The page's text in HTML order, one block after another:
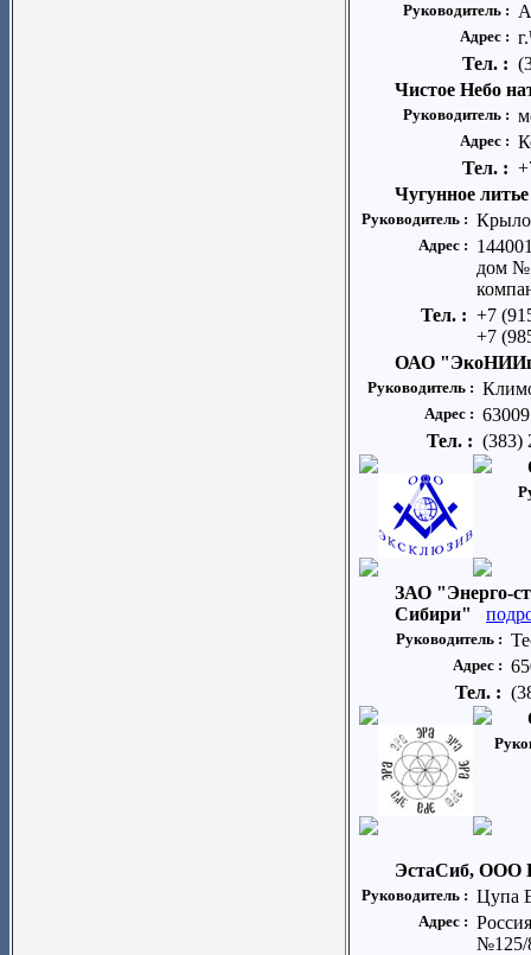
Руководитель :
Адрес :
Тел. :
Чистое Небо
Руководитель :
Адрес :
Тел. :
Чугунное литье
Руководитель :
Адрес :
дом
Тел. : +7
+7
ОАО
Руководитель :
Адрес :
Тел. : (383)
ЗАО "Энерго-
Сибири"
Руководитель :
Адрес :
Тел. :
ЭстаСиб, ООО
Руководитель : Цупа
Адрес :
№125/